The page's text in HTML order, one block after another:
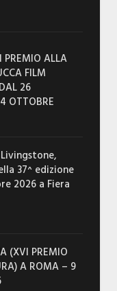
ALLA
FILM
26
OTTOBRE
37^ edizione
2026 a Fiera
(XVI PREMIO
A ROMA – 9